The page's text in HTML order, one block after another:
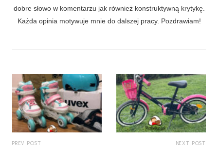
dobre słowo w komentarzu jak również konstruktywną krytykę.
Każda opinia motywuje mnie do dalszej pracy. Pozdrawiam!
PREV POST NEXT POST